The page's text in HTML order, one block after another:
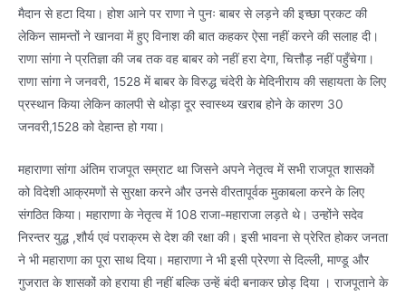
मैदान से हटा दिया। होश आने पर राणा ने पुनः बाबर से लड़ने की इच्छा प्रकट की
लेकिन सामन्तों ने खानवा में हुए विनाश की बात कहकर ऐसा नहीं करने की सलाह दी।
राणा सांगा ने प्रतिज्ञा की जब तक वह बाबर को नहीं हरा देगा, चित्तौड़ नहीं पहुँचेगा।
राणा सांगा ने जनवरी, 1528 में बाबर के विरुद्ध चंदेरी के मेदिनीराय की सहायता के लिए
प्रस्थान किया लेकिन कालपी से थोड़ा दूर स्वास्थ्य खराब होने के कारण 30
जनवरी,1528 को देहान्त हो गया।
महाराणा सांगा अंतिम राजपूत सम्राट था जिसने अपने नेतृत्व में सभी राजपूत शासकों
को विदेशी आक्रमणों से सुरक्षा करने और उनसे वीरतापूर्वक मुकाबला करने के लिए
संगठित किया। महाराणा के नेतृत्व में 108 राजा-महाराजा लड़ते थे। उन्होंने सदेव
निरन्तर युद्ध ,शौर्य एवं पराक्रम से देश की रक्षा की। इसी भावना से प्रेरित होकर जनता
ने भी महाराणा का पूरा साथ दिया। महाराणा ने भी इसी प्रेरणा से दिल्ली, माण्डू और
गुजरात के शासकों को हराया ही नहीं बल्कि उन्हें बंदी बनाकर छोड़ दिया । राजपूताने के